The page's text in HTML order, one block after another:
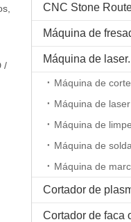
/
CNC Stone
Máquina de laser.
Máquina de
Máquina de laser
Máquina de
Máquina de
Máquina de
Cortador de
Cortador de faca